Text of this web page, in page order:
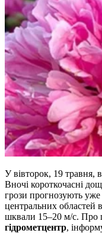
У вівторок, 19 травня, в
Вночі короткочасні
грози прогнозують уже
центральних областей
шквали 15–20 м/с. Про
гідрометцентр,